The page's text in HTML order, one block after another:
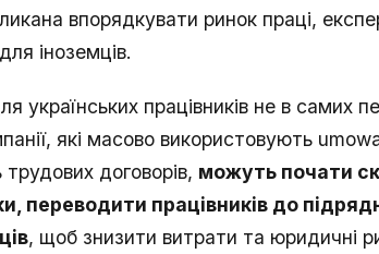
впорядкувати ринок праці,
іноземців.
українських працівників не в самих
які масово використовують
договорів, можуть почати
переводити працівників до
, щоб знизити витрати та юридичні